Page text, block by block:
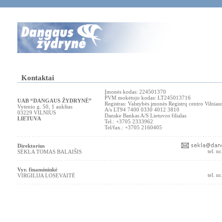
Kontaktai
UAB “DANGAUS ŽYDRYNĖ”
Vytenio g. 50, 1 aukštas
03229 VILNIUS
LIETUVA
Įmonės kodas: 224501370
PVM mokėtojo kodas: LT245013716
Registras: Valstybės įmonės Registrų centro
A/s LT94 7400 0330 4012 3810
Danske Bankas A/S Lietuvos filialas
Tel.: +3705 2333962
Tel/fax.: +3705 2160405
Direktorius
SĖKLA TOMAS BALAIŠIS
tel.
Vyr. finansininkė
VIRGILIJA LOSEVAITĖ
tel.